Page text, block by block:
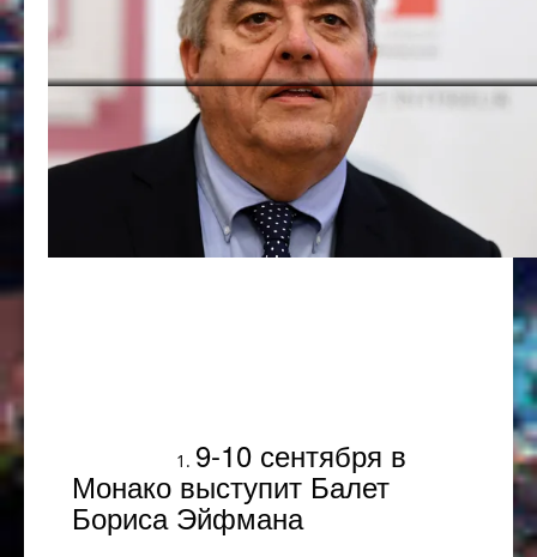
9-10 сентября в
Монако выступит Балет
Бориса Эйфмана